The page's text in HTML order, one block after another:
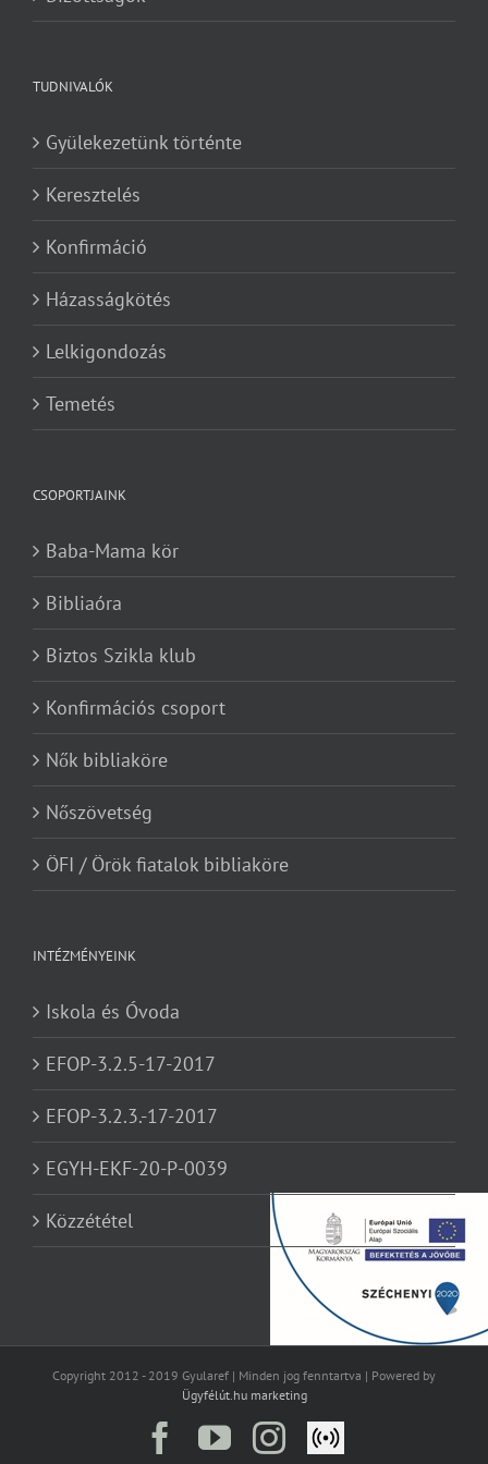
TUDNIVALÓK
Gyülekezetünk történte
Keresztelés
Konfirmáció
Házasságkötés
Lelkigondozás
Temetés
CSOPORTJAINK
Baba-Mama kör
Bibliaóra
Biztos Szikla klub
Konfirmációs csoport
Nők bibliaköre
Nőszövetség
ÖFI / Örök fiatalok bibliaköre
INTÉZMÉNYEINK
Iskola és Óvoda
EFOP-3.2.5-17-2017
EFOP-3.2.3.-17-2017
EGYH-EKF-20-P-0039
Közzététel
Copyright 2012 - 2019 Gyularef | Minden jog fenntartva | Powered by
Ügyfélút.hu marketing
Facebook
YouTubeInstagram
Élő